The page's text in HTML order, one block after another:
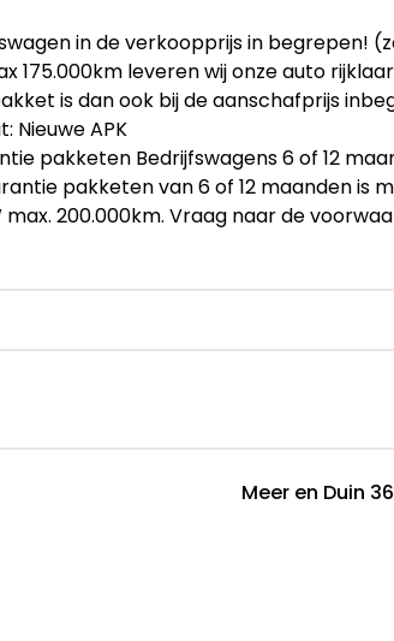
in de verkoopprijs in begrepen!
175.000km leveren wij onze auto
is dan ook bij de aanschafprijs
Nieuwe APK
pakketen Bedrijfswagens 6 of 12
pakketen van 6 of 12 maanden is
200.000km. Vraag naar de
Custom 340 2.0 TDCi Limited met
2.0 TDCI L2H1 Limited Automaat EURO6
Custom 340 2.0 TDCi Limited met
Meer en Duin